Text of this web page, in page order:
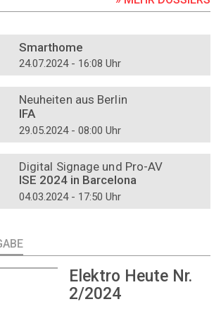
Smarthome
24.07.2024 - 16:08 Uhr
Neuheiten aus Berlin
IFA
29.05.2024 - 08:00 Uhr
Digital Signage und Pro-AV
ISE 2024 in Barcelona
04.03.2024 - 17:50 Uhr
Elektro Heute Nr.
2/2024